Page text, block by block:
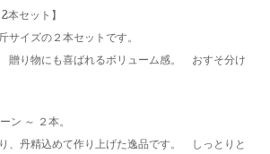
本セット】
イズの２本セットです。
り物にも喜ばれるボリューム感。 おすそ分け
ン ～ ２本。
、丹精込めて作り上げた逸品です。 しっとりと